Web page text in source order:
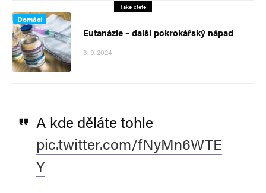
Také čtěte
Domácí
Eutanázie – další pokrokářský nápad
3. 9. 2024
A kde děláte tohle
pic.twitter.com/fNyMn6WTE
Y